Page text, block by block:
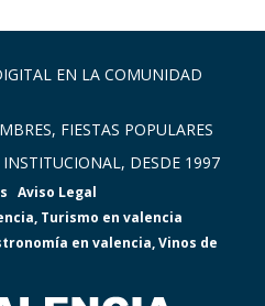
EN LA COMUNIDAD
FIESTAS POPULARES
DESDE 1997
Aviso Legal
, Turismo en valencia
en valencia,Vinos de